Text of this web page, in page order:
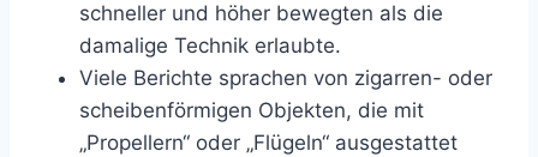
schneller und höher bewegten als die
damalige Technik erlaubte.
Viele Berichte sprachen von zigarren- oder
scheibenförmigen Objekten, die mit
„Propellern“ oder „Flügeln“ ausgestattet